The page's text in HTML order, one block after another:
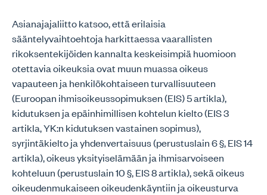
Asianajajaliitto katsoo, että erilaisia
sääntelyvaihtoehtoja harkittaessa vaarallisten
rikoksentekijöiden kannalta keskeisimpiä huomioon
otettavia oikeuksia ovat muun muassa oikeus
vapauteen ja henkilökohtaiseen turvallisuuteen
(Euroopan ihmisoikeussopimuksen (EIS) 5 artikla),
kidutuksen ja epäinhimillisen kohtelun kielto (EIS 3
artikla, YK:n kidutuksen vastainen sopimus),
syrjintäkielto ja yhdenvertaisuus (perustuslain 6 §, EIS 14
artikla), oikeus yksityiselämään ja ihmisarvoiseen
kohteluun (perustuslain 10 §, EIS 8 artikla), sekä oikeus
oikeudenmukaiseen oikeudenkäyntiin ja oikeusturva